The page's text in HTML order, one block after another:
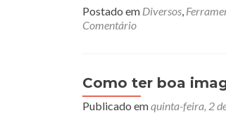
Postado em Diversos,
Comentário
Como ter boa
Publicado emquinta-feira, 2